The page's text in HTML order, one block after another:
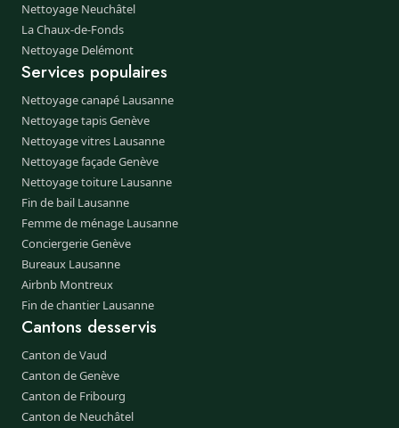
Nettoyage Neuchâtel
La Chaux-de-Fonds
Nettoyage Delémont
Services populaires
Nettoyage canapé Lausanne
Nettoyage tapis Genève
Nettoyage vitres Lausanne
Nettoyage façade Genève
Nettoyage toiture Lausanne
Fin de bail Lausanne
Femme de ménage Lausanne
Conciergerie Genève
Bureaux Lausanne
Airbnb Montreux
Fin de chantier Lausanne
Cantons desservis
Canton de Vaud
Canton de Genève
Canton de Fribourg
Canton de Neuchâtel